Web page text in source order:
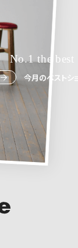
No.1 the best
今月のベストシ